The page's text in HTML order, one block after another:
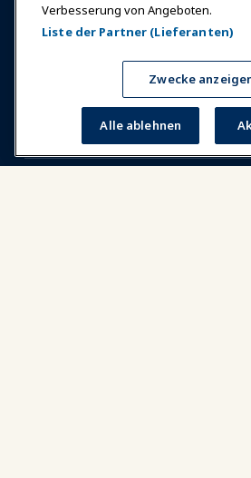
Expos & Veranstaltungen
News & Funwelt
Verbesserung von Angeboten.
Liste der Partner (Lieferanten)
Zwecke
Alle ablehnen